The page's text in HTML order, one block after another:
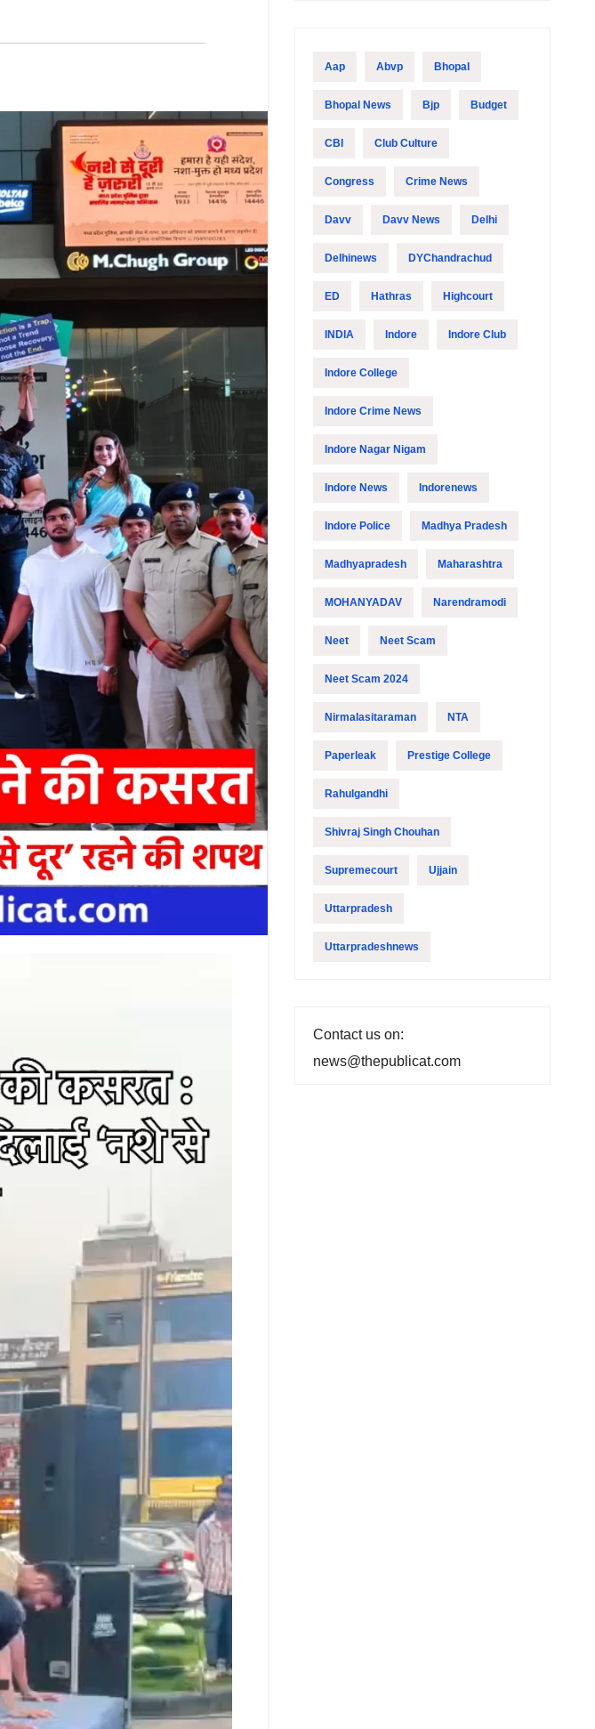
Aap Abvp Bhopal
Bhopal News Bjp Budget
CBI Club Culture
Congress Crime News
Davv Davv News Delhi
Delhinews DYChandrachud
ED Hathras Highcourt
INDIA Indore Indore Club
Indore College
Indore Crime News
Indore Nagar Nigam
Indore News Indorenews
Indore Police Madhya Pradesh
Madhyapradesh Maharashtra
MOHANYADAV Narendramodi
Neet Neet Scam
Neet Scam 2024
Nirmalasitaraman NTA
Paperleak Prestige College
Rahulgandhi
Shivraj Singh Chouhan
Supremecourt Ujjain
Uttarpradesh
Uttarpradeshnews
Contact us on:
news@thepublicat.com